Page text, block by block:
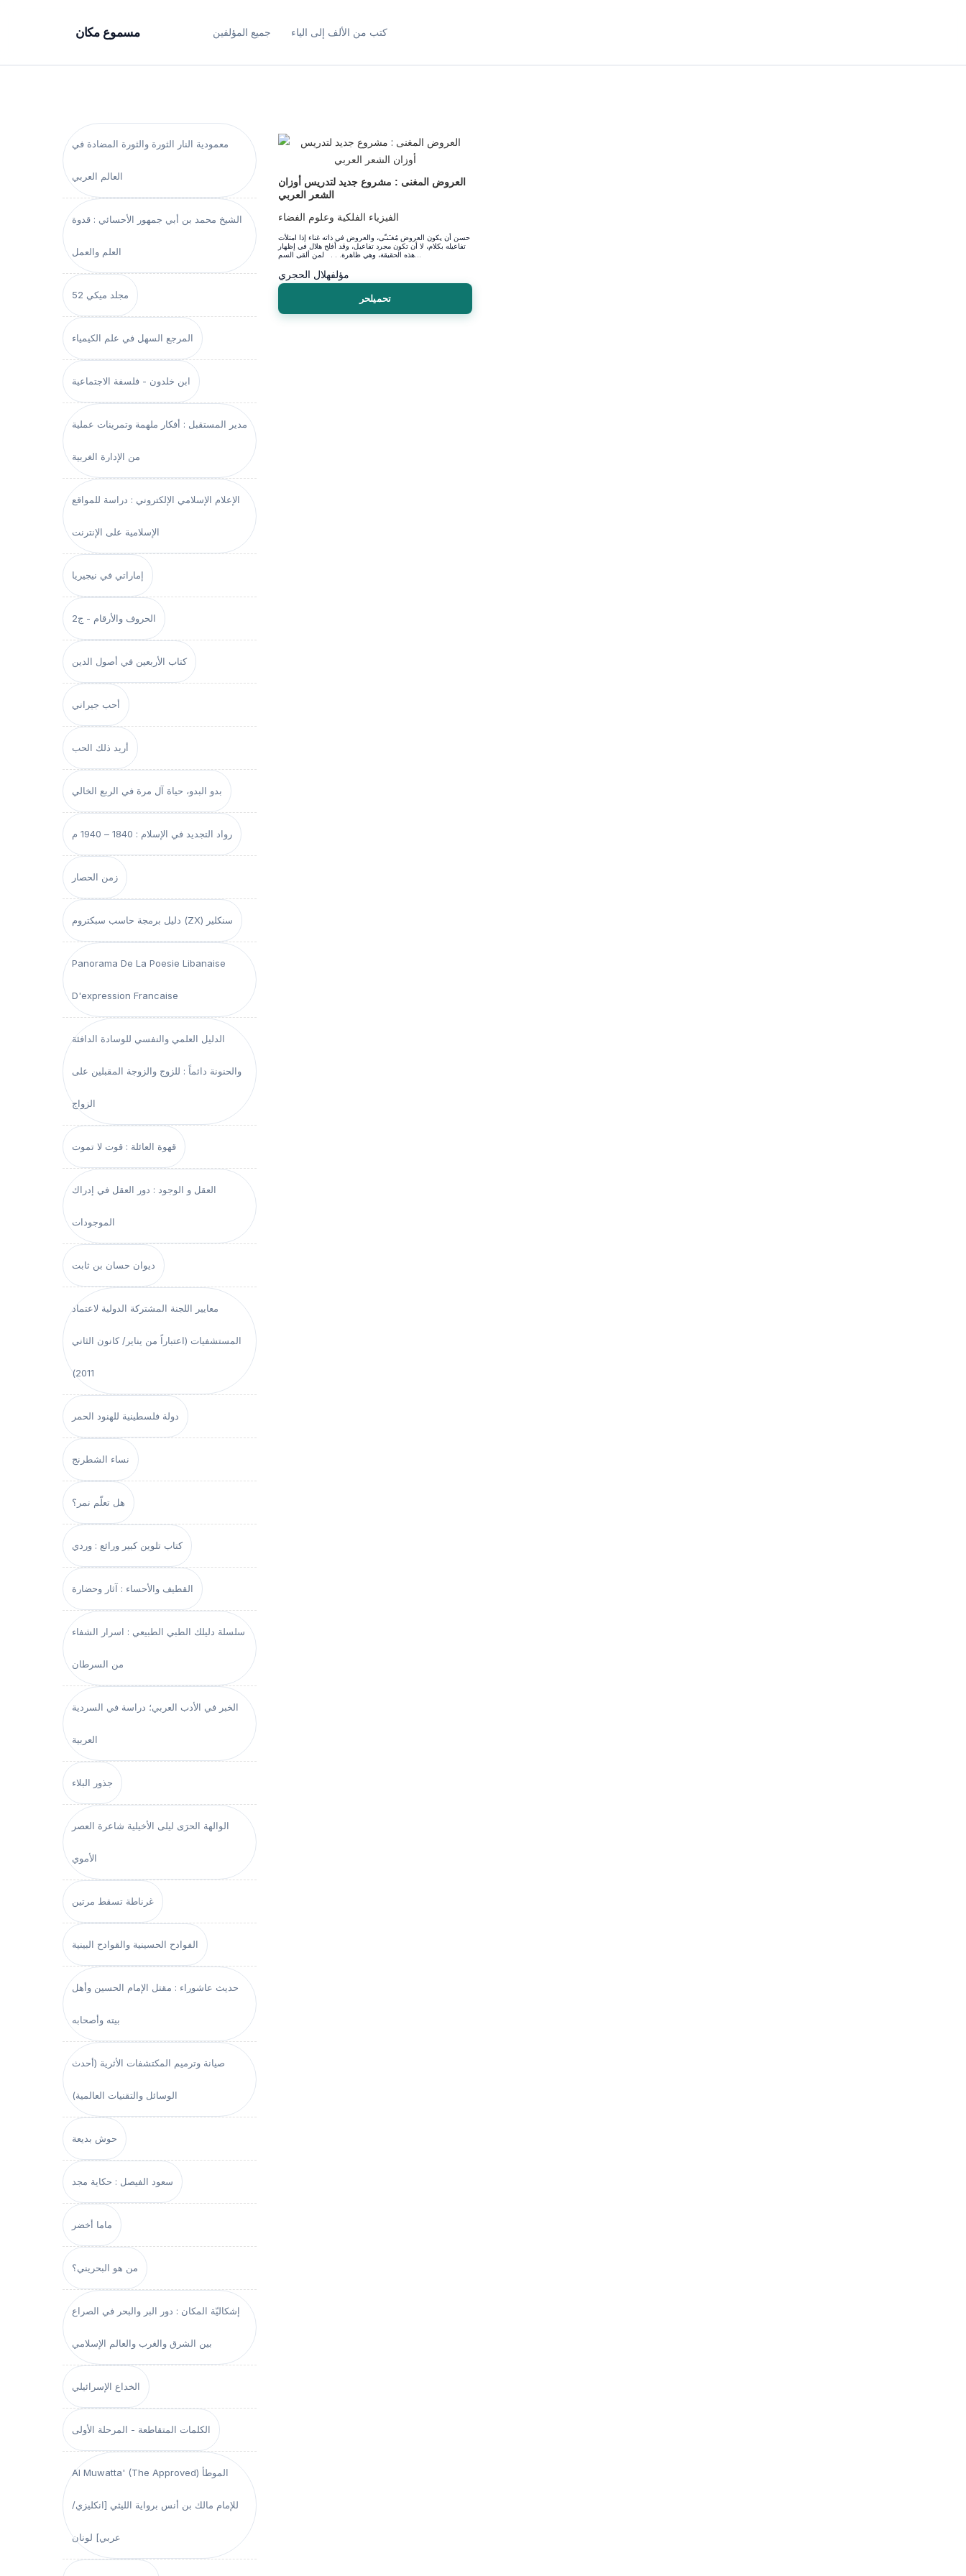
مسموع مكان جميع المؤلفين كتب من الألف إلى الياء
معمودية النار الثورة والثورة المضادة في
العالم العربي
الشيخ محمد بن أبي جمهور الأحسائي : قدوة
العلم والعمل
مجلد ميكي 52
المرجع السهل في علم الكيمياء
ابن خلدون - فلسفة الاجتماعية
مدير المستقبل : أفكار ملهمة وتمرينات عملية
من الإدارة الغربية
الإعلام الإسلامي الإلكتروني : دراسة للمواقع
الإسلامية على الإنترنت
إماراتي في نيجيريا
الحروف والأرقام - ج2
كتاب الأربعين في أصول الدين
أحب جيراني
أريد ذلك الحب
بدو البدو، حياة آل مرة في الربع الخالي
رواد التجديد في الإسلام : 1840 – 1940 م
زمن الحصار
دليل برمجة حاسب سبكتروم (ZX) سنكلير
Panorama De La Poesie Libanaise
D'expression Francaise
الدليل العلمي والنفسي للوسادة الدافئة
والحنونة دائماً : للزوج والزوجة المقبلين على
الزواج
قهوة العائلة : قوت لا تموت
العقل و الوجود : دور العقل في إدراك
الموجودات
ديوان حسان بن ثابت
معايير اللجنة المشتركة الدولية لاعتماد
المستشفيات (اعتباراً من يناير/ كانون الثاني
2011)
دولة فلسطينية للهنود الحمر
نساء الشطرنج
هل تعلّم نمر؟
كتاب تلوين كبير ورائع : وردي
القطيف والأحساء : آثار وحضارة
سلسلة دليلك الطبي الطبيعي : اسرار الشفاء
من السرطان
الخبر في الأدب العربي؛ دراسة في السردية
العربية
جذور البلاء
الوالهة الحرَى ليلى الأخيلية شاعرة العصر
الأموي
غرناطة تسقط مرتين
الفوادح الحسينية والقوادح البينية
حديث عاشوراء : مقتل الإمام الحسين وأهل
بيته وأصحابه
صيانة وترميم المكتشفات الأثرية (أحدث
الوسائل والتقنيات العالمية)
حوش بديعة
سعود الفيصل : حكاية مجد
ماما أخضر
من هو البحريني؟
إشكاليّة المكان : دور البر والبحر في الصراع
بين الشرق والغرب والعالم الإسلامي
الخداع الإسرائيلي
الكلمات المتقاطعة - المرحلة الأولى
Al Muwatta' (The Approved) الموطأ
للإمام مالك بن أنس برواية الليثي [انكليزي/
عربي] لونان
العروض المغنى : مشروع جديد لتدريس أوزان
الشعر العربي
الفيزياء الفلكية وعلوم الفضاء
حسن أن يكون العروض مُغـَنـّى، والعروض في ذاته غناء إذا امتلأت
تفاعيله بكلام، لا أن تكون مجرد تفاعيل، وقد أفلح هلال في إظهار
مؤلفهلال الحجري
تحميلحر